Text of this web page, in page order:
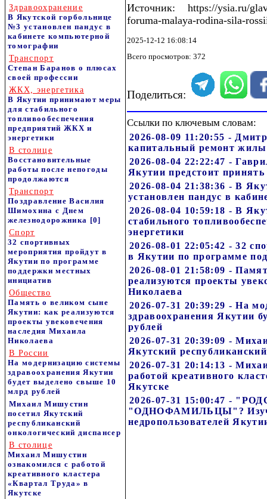
Здравоохранение
В Якутской горбольнице
№3 установлен пандус в
кабинете компьютерной
томографии
Транспорт
Степан Баранов о плюсах
своей профессии
ЖКХ, энергетика
В Якутии принимают меры
для стабильного
топливообеспечения
предприятий ЖКХ и
энергетики
В столице
Восстановительные
работы после непогоды
продолжаются
Транспорт
Поздравление Василия
Шимохина с Днем
железнодорожника [0]
Спорт
32 спортивных
мероприятия пройдут в
Якутии по программе
поддержки местных
инициатив
Общество
Память о великом сыне
Якутии: как реализуются
проекты увековечения
наследия Михаила
Николаева
В России
На модернизацию системы
здравоохранения Якутии
будет выделено свыше 10
млрд рублей
Михаил Мишустин
посетил Якутский
республиканский
онкологический диспансер
В столице
Михаил Мишустин
ознакомился с работой
креативного кластера
«Квартал Труда» в
Якутске
Источник: https://ysia.ru/
foruma-malaya-rodina-sila-
2025-12-12 16:08:14
Всего просмотров: 372
Поделиться:
Ссылки по ключевым словам:
2026-08-09 11:20:55 -
капитальный ремонт
2026-08-04 22:22:47 -
Якутии предстоит
2026-08-04 21:38:36 - В
установлен пандус в
2026-08-04 10:59:18 - В
стабильного
энергетики
2026-08-01 22:05:42 - 32
в Якутии по программе
2026-08-01 21:58:09 -
реализуются проекты
Николаева
2026-07-31 20:39:29 - На
здравоохранения Якутии
рублей
2026-07-31 20:39:09 -
Якутский
2026-07-31 20:14:13 -
работой креативного
Якутске
2026-07-31 15:00:47 -
"ОДНОФАМИЛЬЦЫ"?
недропользователей